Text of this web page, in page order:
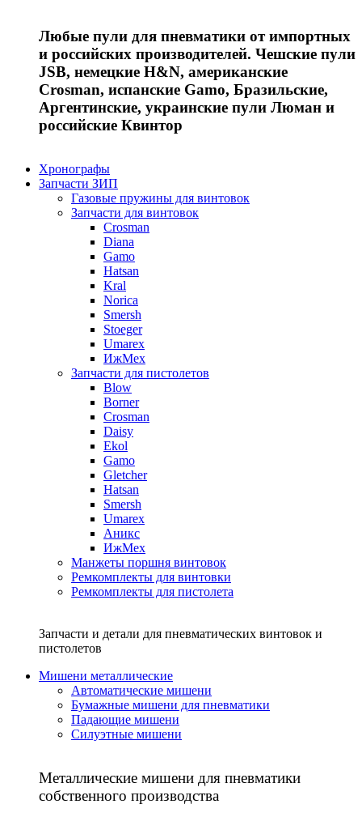
Любые пули для пневматики от импортных
и российских производителей. Чешские пули
JSB, немецкие H&N, американские
Crosman, испанские Gamo, Бразильские,
Аргентинские, украинские пули Люман и
российские Квинтор
Хронографы
Запчасти ЗИП
Газовые пружины для винтовок
Запчасти для винтовок
Crosman
Diana
Gamo
Hatsan
Kral
Norica
Smersh
Stoeger
Umarex
ИжМех
Запчасти для пистолетов
Blow
Borner
Crosman
Daisy
Ekol
Gamo
Gletcher
Hatsan
Smersh
Umarex
Аникс
ИжМех
Манжеты поршня винтовок
Ремкомплекты для винтовки
Ремкомплекты для пистолета
Запчасти и детали для пневматических винтовок и
пистолетов
Мишени металлические
Автоматические мишени
Бумажные мишени для пневматики
Падающие мишени
Силуэтные мишени
Металлические мишени для пневматики
собственного производства